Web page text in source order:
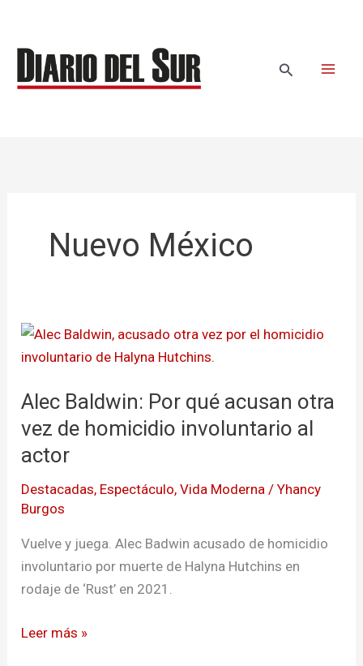
contenido
Buscar
Nuevo México
Alec Baldwin: Por qué acusan otra
vez de homicidio involuntario al
actor
Destacadas, Espectáculo,Vida Moderna /Yhancy
Burgos
Vuelve y juega. Alec Badwin acusado de homicidio
involuntario por muerte de Halyna Hutchins en
rodaje de ‘Rust’ en 2021.
Alec
Baldwin:
qué
acusan
otra
de
homicidio
involuntario
al
actor
Leer más »